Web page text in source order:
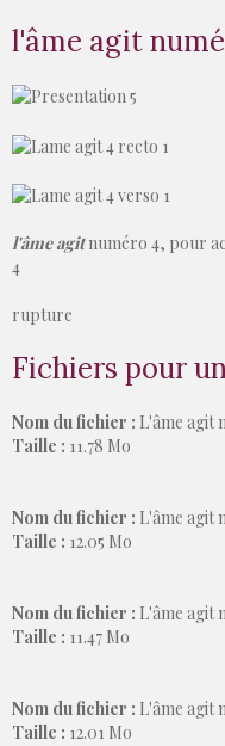
l'âme agit
l'âme agitnuméro 4, pour
4
rupture
Fichiers pour
Nom du fichier : L'âme agit
Taille : 11.78 Mo
Nom du fichier : L'âme agit
Taille : 12.05 Mo
Nom du fichier : L'âme agit
Taille : 11.47 Mo
Nom du fichier : L'âme agit
Taille : 12.01 Mo